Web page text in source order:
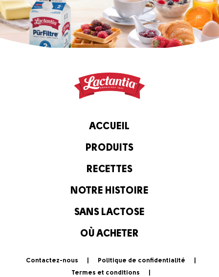
ACCUEIL
PRODUITS
RECETTES
NOTRE HISTOIRE
SANS LACTOSE
OÙ ACHETER
Contactez-nous
Politique de confidentialité
Termes et conditions